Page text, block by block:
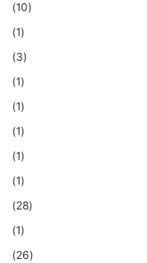
(10)
(1)
(3)
(1)
(1)
(1)
(1)
(1)
(28)
(1)
(26)